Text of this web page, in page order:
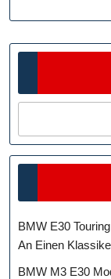
BMW E30
An Einen
BMW M3 E30